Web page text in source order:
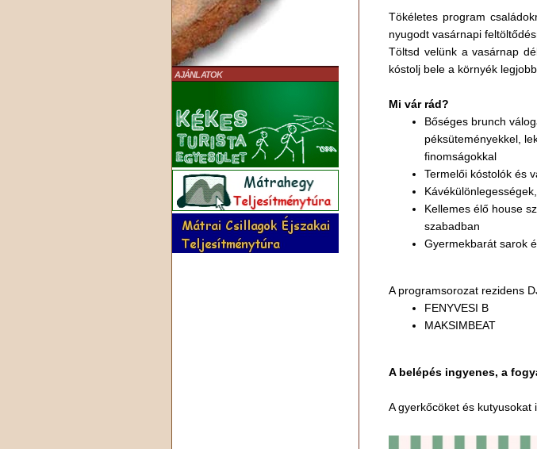
AJÁNLATOK
Tökéletes program
nyugodt vasárnapi
Töltsd velünk a vasárnap
kóstolj bele a környék
Mi vár rád?
Bőséges brunch
péksüteményekkel,
finomságokkal
Termelői kóstolók és
Kellemes élő house
szabadban
Gyermekbarát sarok
A programsorozat rezidens
FENYVESI B
MAKSIMBEAT
A belépés ingyenes, a
A gyerkőcöket és kutyusokat